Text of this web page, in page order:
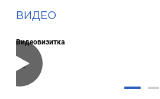
ВИДЕО
Видеовизитка